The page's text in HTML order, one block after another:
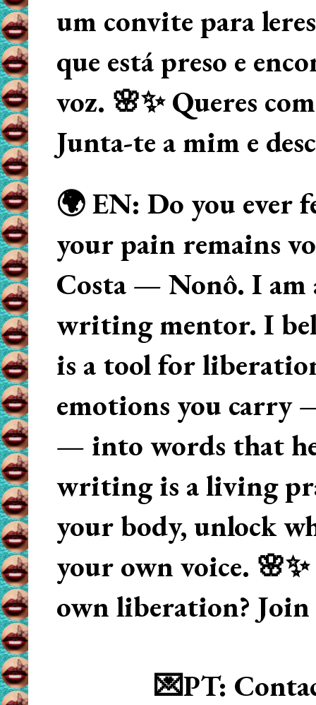
um convite para
que está preso e
voz. 🌸✨ Queres
Junta-te a mim e
🌍 EN: Do you ever
your pain remains
Costa — Nonô. I am
writing mentor. I
is a tool for
emotions you carry
— into words that
writing is a living
your body, unlock
your own voice.
own liberation? Join
💌PT: